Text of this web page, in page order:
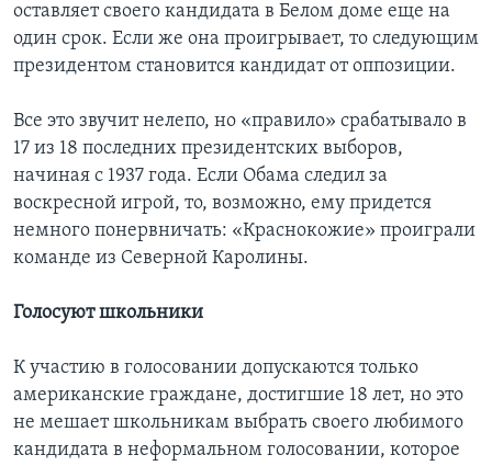
оставляет своего кандидата в Белом доме еще на
один срок. Если же она проигрывает, то следующим
президентом становится кандидат от оппозиции.
Все это звучит нелепо, но «правило» срабатывало в
17 из 18 последних президентских выборов,
начиная с 1937 года. Если Обама следил за
воскресной игрой, то, возможно, ему придется
немного понервничать: «Краснокожие» проиграли
команде из Северной Каролины.
Голосуют школьники
К участию в голосовании допускаются только
американские граждане, достигшие 18 лет, но это
не мешает школьникам выбрать своего любимого
кандидата в неформальном голосовании, которое